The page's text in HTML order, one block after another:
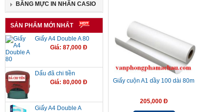
BĂNG MỰC IN NHÃN CASIO
SẢN PHẨM MỚI NHẤT
Giấy A4 Double A 80
Giá: 87,000 Đ
Dấu đã chi tiền
Giá: 80,000 Đ
Giấy A4 Double A
Giấy cuộn A1 dầy 100 dài 80m
205,000 Đ